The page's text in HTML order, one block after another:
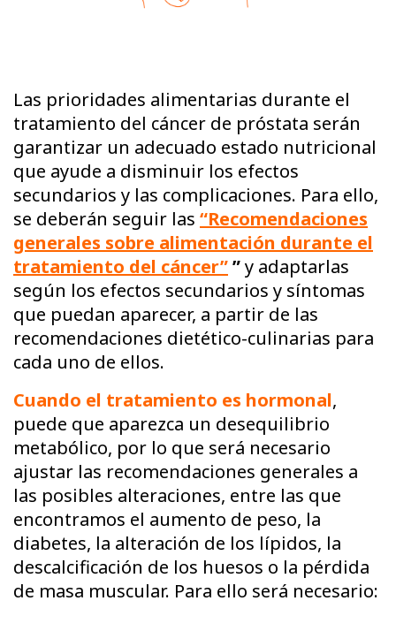
Las prioridades alimentarias durante el
tratamiento del cáncer de próstata serán
garantizar un adecuado estado nutricional
que ayude a disminuir los efectos
secundarios y las complicaciones. Para ello,
se deberán seguir las “Recomendaciones
generales sobre alimentación durante el
tratamiento del cáncer””y adaptarlas
según los efectos secundarios y síntomas
que puedan aparecer, a partir de las
recomendaciones dietético-culinarias para
cada uno de ellos.
Cuando el tratamiento es hormonal,
puede que aparezca un desequilibrio
metabólico, por lo que será necesario
ajustar las recomendaciones generales a
las posibles alteraciones, entre las que
encontramos el aumento de peso, la
diabetes, la alteración de los lípidos, la
descalcificación de los huesos o la pérdida
de masa muscular. Para ello será necesario: